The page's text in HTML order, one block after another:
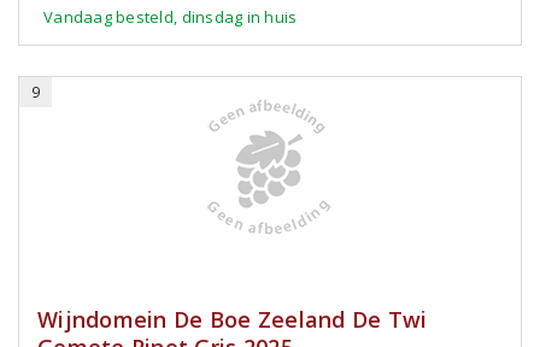
Vandaag besteld, dinsdag in huis
9
Wijndomein De Boe Zeeland De Twi